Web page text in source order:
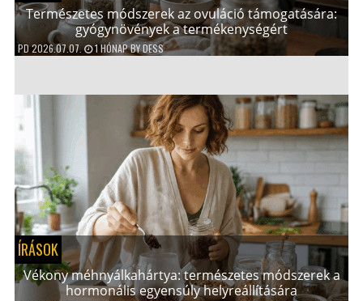
Természetes módszerek az ovuláció támogatására:
gyógynövények a termékenységért
PD2026.07.07. 1 HÓNAPBYDESS
ÍRÁSOK
Vékony méhnyálkahártya: természetes módszerek a
hormonális egyensúly helyreállítására